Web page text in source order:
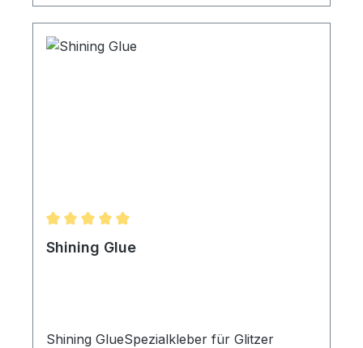
Durchschnittliche Bewertung von 5 von 5 Sternen
Shining Glue
Shining GlueSpezialkleber für Glitzer